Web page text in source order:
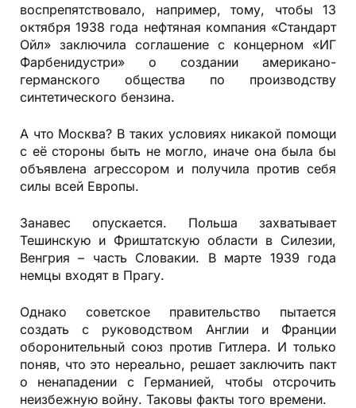
воспрепятствовало, например, тому, чтобы 13
октября 1938 года нефтяная компания «Стандарт
Ойл» заключила соглашение с концерном «ИГ
Фарбенидустри» о создании американо-
германского общества по производству
синтетического бензина.
А что Москва? В таких условиях никакой помощи
с её стороны быть не могло, иначе она была бы
объявлена агрессором и получила против себя
силы всей Европы.
Занавес опускается. Польша захватывает
Тешинскую и Фриштатскую области в Силезии,
Венгрия – часть Словакии. В марте 1939 года
немцы входят в Прагу.
Однако советское правительство пытается
создать с руководством Англии и Франции
оборонительный союз против Гитлера. И только
поняв, что это нереально, решает заключить пакт
о ненападении с Германией, чтобы отсрочить
неизбежную войну. Таковы факты того времени.